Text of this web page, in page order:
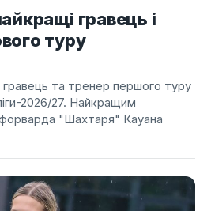
гравець і
туру
гравець та тренер першого туру
2026/27. Найкращим
"Шахтаря" Кауана